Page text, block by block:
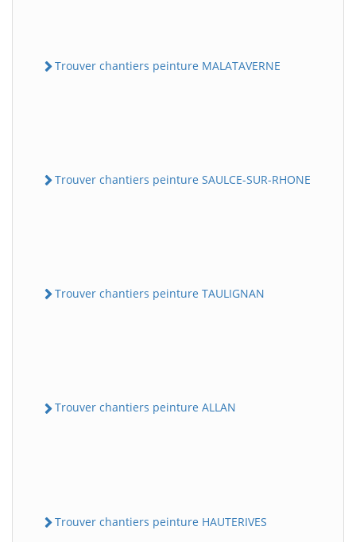
Trouver chantiers peinture MALATAVERNE
Trouver chantiers peinture SAULCE-SUR-RHONE
Trouver chantiers peinture TAULIGNAN
Trouver chantiers peinture ALLAN
Trouver chantiers peinture HAUTERIVES